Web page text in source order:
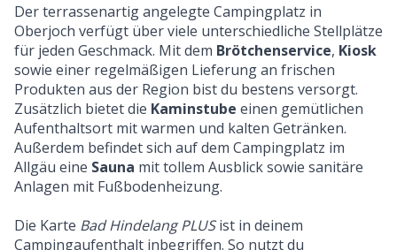
Der terrassenartig angelegte Campingplatz in
Oberjoch verfügt über viele unterschiedliche Stellplätze
für jeden Geschmack. Mit dem Brötchenservice, Kiosk
sowie einer regelmäßigen Lieferung an frischen
Produkten aus der Region bist du bestens versorgt.
Zusätzlich bietet die Kaminstube einen gemütlichen
Aufenthaltsort mit warmen und kalten Getränken.
Außerdem befindet sich auf dem Campingplatz im
Allgäu eine Sauna mit tollem Ausblick sowie sanitäre
Anlagen mit Fußbodenheizung.
Die Karte Bad Hindelang PLUSist in deinem
Campingaufenthalt inbegriffen. So nutzt du